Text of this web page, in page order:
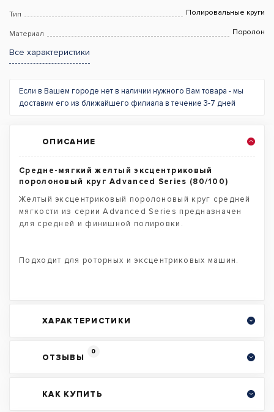
Тип Полировальные круги
Материал Поролон
Все характеристики
Если в Вашем городе нет в наличии нужного Вам товара - мы
доставим его из ближайшего филиала в течение 3-7 дней
ОПИСАНИЕ
Средне-мягкий желтый эксцентриковый
поролоновый круг Advanced Series (80/100)
Желтый эксцентриковый поролоновый круг средней
мягкости из серии Advanced Series предназначен
для средней и финишной полировки.
Подходит для роторных и эксцентриковых машин.
ХАРАКТЕРИСТИКИ
ОТЗЫВЫ
0
КАК КУПИТЬ